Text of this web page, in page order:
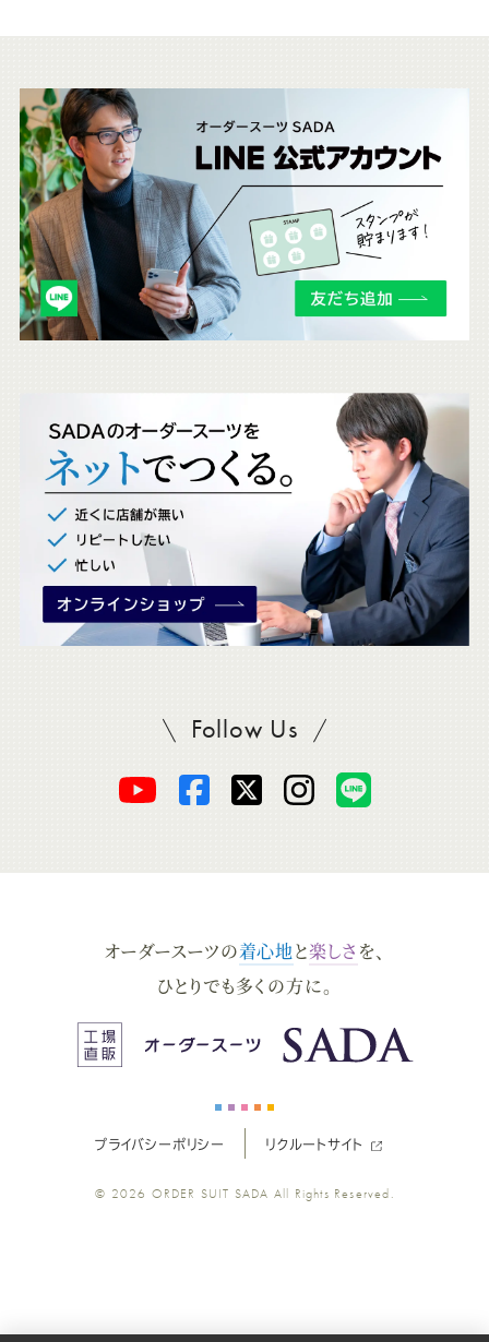
こ
ち
ら
も
チ
ェ
Follow UsSADAをフォロー
オ
ー
ス
ツ
オ
ー
ス
ー
オ
ー
ス
ー
ツ
オ
ー
ス
ツ
ス
ツ
オーダースーツの着心地と楽しさ を、
ひとりでも多くの方に。
プライバシーポリシー リクルートサイト
© 2026 ORDER SUIT SADA All Rights Reserved.